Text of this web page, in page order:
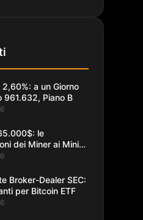
2,60%: a un Giorno
961.632, Piano B
le
dei Miner ai Minimi
Broker-Dealer SEC:
per Bitcoin ETF